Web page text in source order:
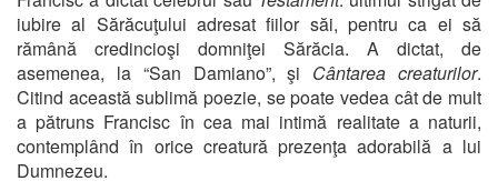
iubire al Sărăcuţului adresat fiilor săi, pentru ca ei să
rămână credincioşi domniţei Sărăcia. A dictat, de
asemenea, la “San Damiano”, şi Cântarea creaturilor.
Citind această sublimă poezie, se poate vedea cât de mult
a pătruns Francisc în cea mai intimă realitate a naturii,
contemplând în orice creatură prezenţa adorabilă a lui
Dumnezeu.